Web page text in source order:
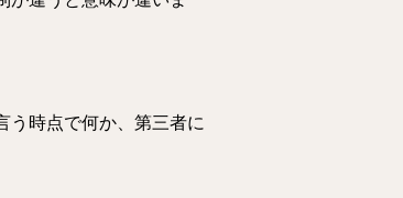
う時点で何か、第三者に